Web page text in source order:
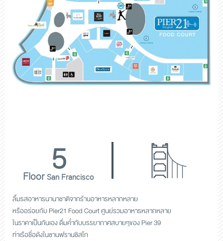
5
Floor San Francisco
ลิ้มรสอาหารนานาชาติจากร้านอาหารหลากหลาย
หรืออร่อยกับ Pier21 Food Court ศูนย์รวมอาหารหลากหลาย
ในราคาเป็นกันเอง ดื่มค่ำกับบรรยากาศสบายๆของ Pier 39
ท่าเรือชื่อดังในซานฟรานซิสโก